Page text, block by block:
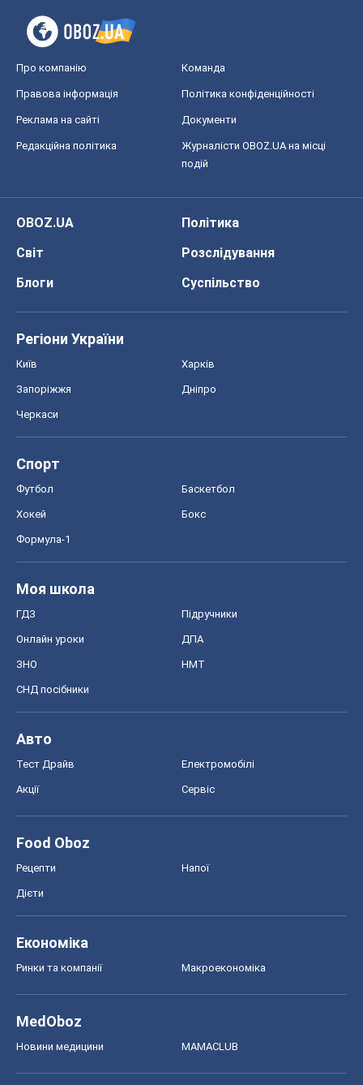
Про компанію Команда
Правова інформація Політика конфіденційності
Реклама на сайті Документи
Редакційна політика
Журналісти OBOZ.UA на місці
подій
OBOZ.UA
Політика
Світ
Розслідування
Блоги
Суспільство
Регіони України
Київ Харків
Запоріжжя Дніпро
Черкаси
Спорт
Футбол Баскетбол
Хокей Бокс
Формула-1
Моя школа
ГДЗ Підручники
Онлайн уроки ДПА
ЗНО НМТ
СНД посібники
Авто
Тест Драйв Електромобілі
Акції Сервіс
Food Oboz
Рецепти Напої
Дієти
Економіка
Ринки та компанії Макроекономіка
MedOboz
Новини медицини MAMACLUB